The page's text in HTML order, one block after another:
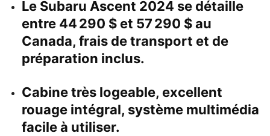
Le Subaru Ascent 2024 se détaille
entre 44 290 $ et 57 290 $ au
Canada, frais de transport et de
préparation inclus.
Cabine très logeable, excellent
rouage intégral, système multimédia
facile à utiliser.